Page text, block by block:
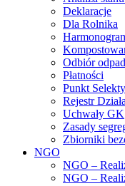
Deklaracje
Dla Rolnika
Odbiór
Płatności
Punkt
Rejestr
Uchwały GK
Zasady
Zbiorniki
NGO
NGO –
NGO –